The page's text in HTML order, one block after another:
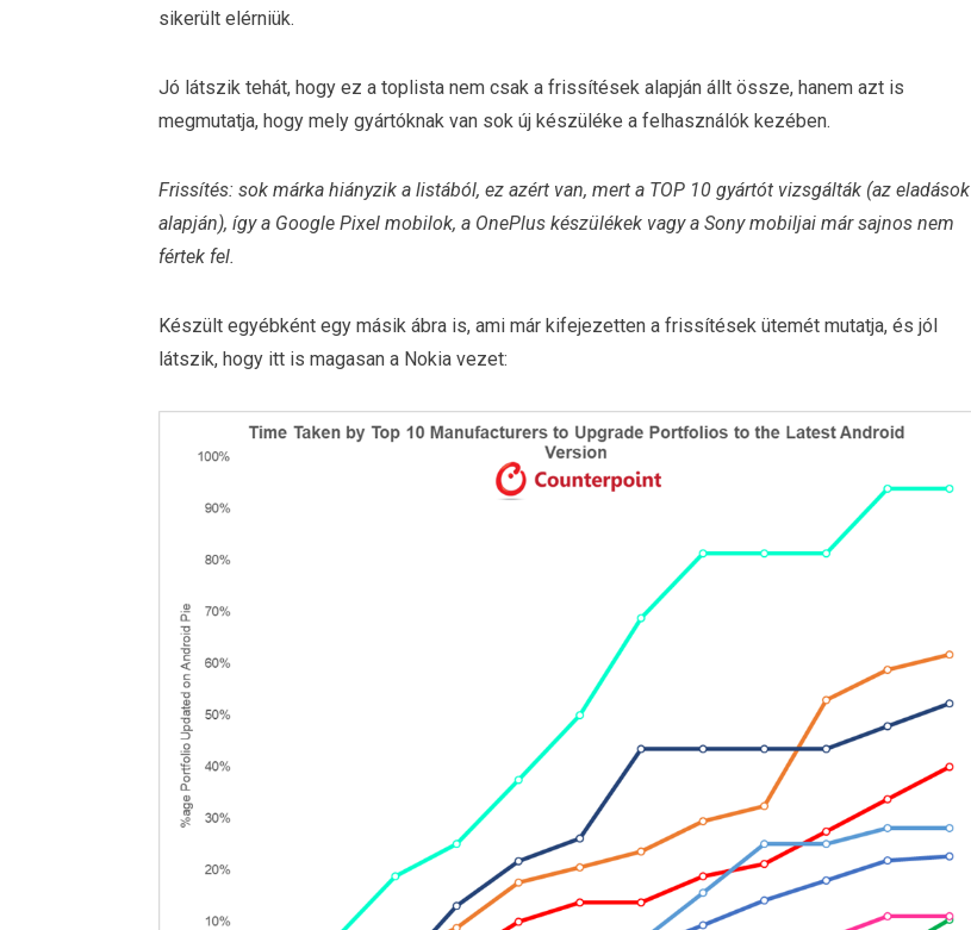
sikerült elérniük.
Jó látszik tehát, hogy ez a toplista nem csak a frissítések alapján állt össze, hanem azt is
megmutatja, hogy mely gyártóknak van sok új készüléke a felhasználók kezében.
Frissítés: sok márka hiányzik a listából, ez azért van, mert a TOP 10 gyártót vizsgálták (az eladások
alapján), így a Google Pixel mobilok, a OnePlus készülékek vagy a Sony mobiljai már sajnos nem
fértek fel.
Készült egyébként egy másik ábra is, ami már kifejezetten a frissítések ütemét mutatja, és jól
látszik, hogy itt is magasan a Nokia vezet: